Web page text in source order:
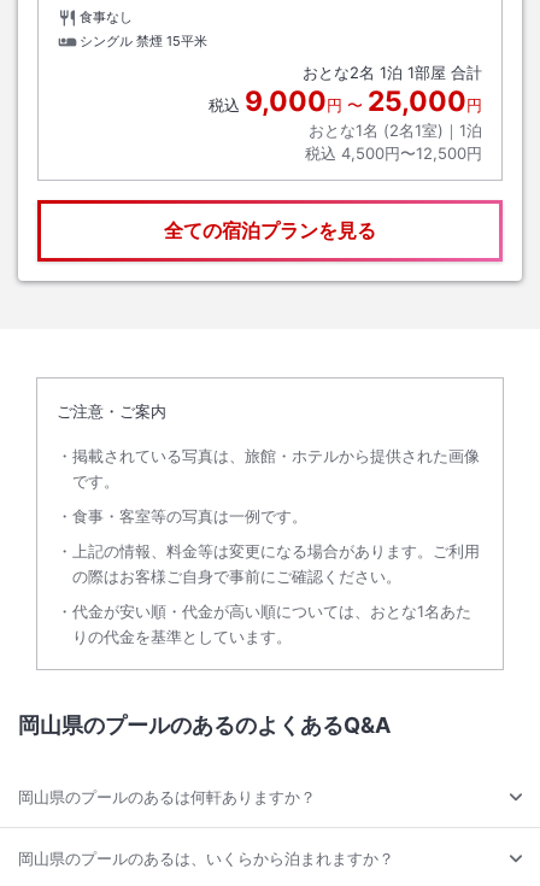
食事なし
シングル 禁煙 15平米
おとな2名 1泊 1部屋 合計
税込 9,000円 〜 25,000円
おとな1名 (2名1室)｜ 1泊
税込 4,500円〜12,500円
全ての宿泊プランを見る
ご注意・ご案内
掲載されている写真は、旅館・ホテルから提供された画像
です。
食事・客室等の写真は一例です。
上記の情報、料金等は変更になる場合があります。ご利用
の際はお客様ご自身で事前にご確認ください。
代金が安い順・代金が高い順については、おとな1名あた
りの代金を基準としています。
岡山県のプールのあるのよくあるQ&A
岡山県のプールのあるは何軒ありますか？
岡山県のプールのあるは、いくらから泊まれますか？